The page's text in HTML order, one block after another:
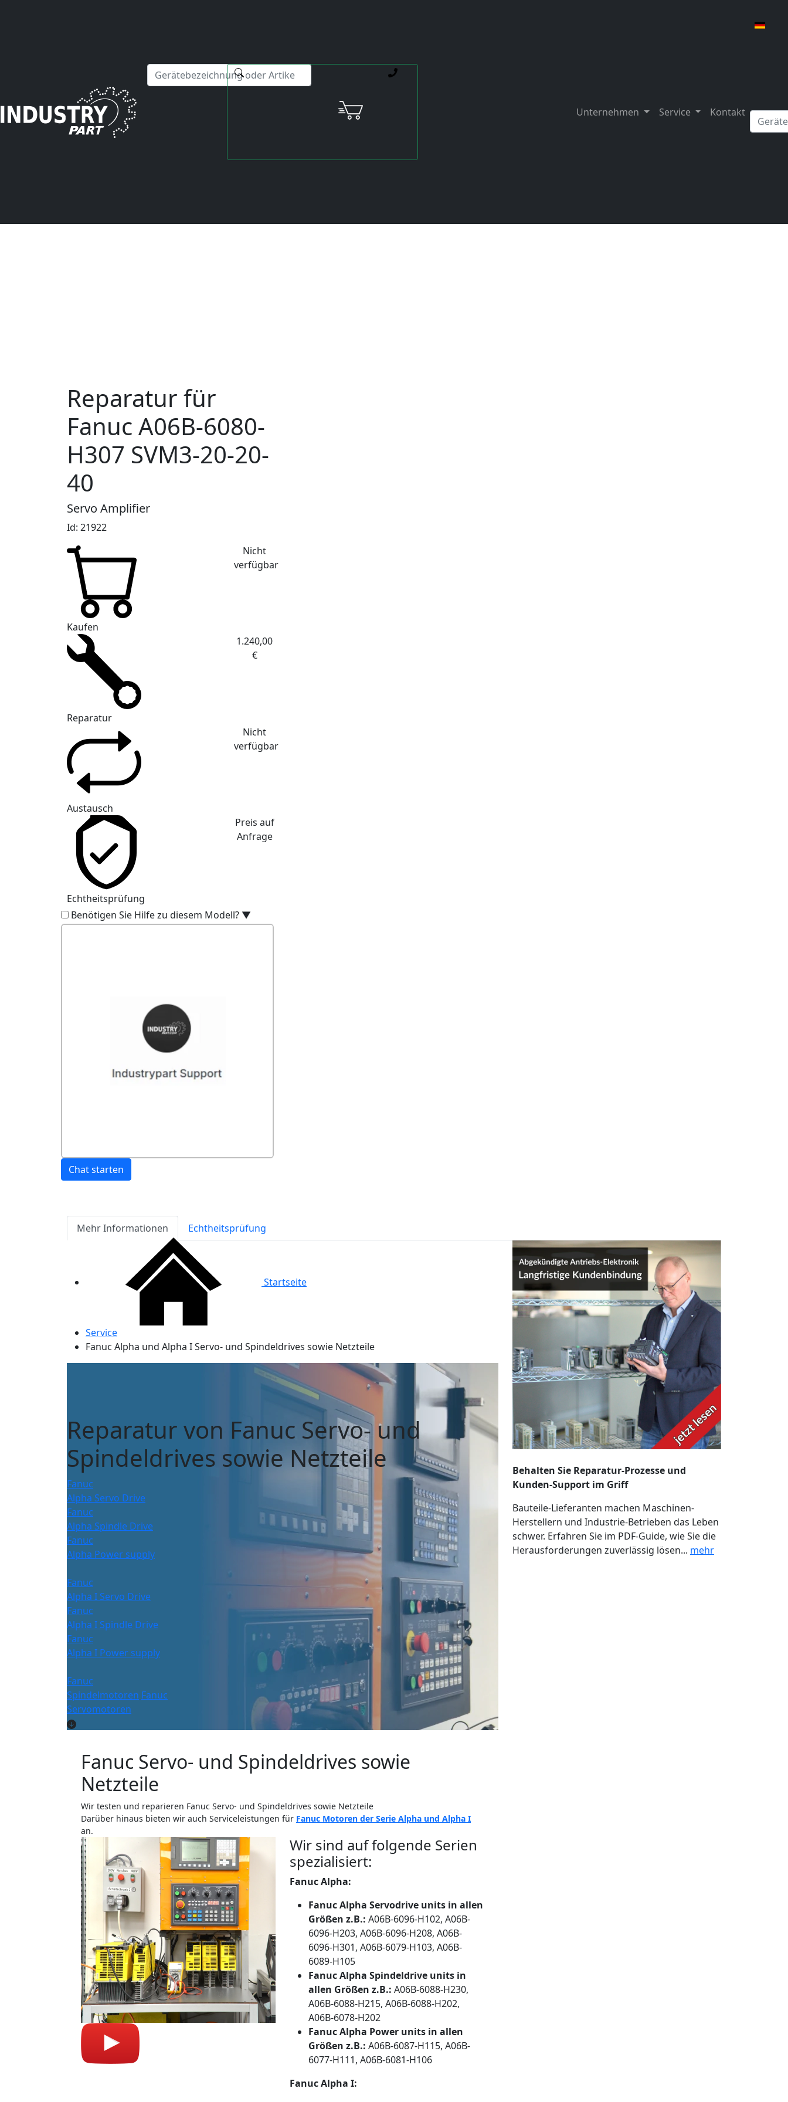
Unternehmen Service Kontakt
Reparatur für
Fanuc A06B-6080-
H307 SVM3-20-20-
40
Servo Amplifier
Id: 21922
Kaufen
Nicht
verfügbar
Reparatur
1.240,00
€
Austausch
Nicht
verfügbar
Echtheitsprüfung
Preis auf
Anfrage
Benötigen Sie Hilfe zu diesem Modell? ▼
Chat starten
Preis:exkl. USt.
Mehr Informationen Echtheitsprüfung
Startseite
Service
Fanuc Alpha und Alpha I Servo- und Spindeldrives sowie Netzteile
Reparatur von Fanuc Servo- und
Spindeldrives sowie Netzteile
Fanuc
Alpha Servo Drive
Fanuc
Alpha Spindle Drive
Fanuc
Alpha Power supply
Fanuc
Alpha I Servo Drive
Fanuc
Alpha I Spindle Drive
Fanuc
Alpha I Power supply
Fanuc
Spindelmotoren Fanuc
Servomotoren
Fanuc Servo- und Spindeldrives sowie
Netzteile
Wir testen und reparieren Fanuc Servo- und Spindeldrives sowie Netzteile
Darüber hinaus bieten wir auch Serviceleistungen für Fanuc Motoren der Serie Alpha und Alpha I
an.
Wir sind auf folgende Serien
spezialisiert:
Fanuc Alpha:
Fanuc Alpha Servodrive units in allen
Größen z.B.: A06B-6096-H102, A06B-
6096-H203, A06B-6096-H208, A06B-
6096-H301, A06B-6079-H103, A06B-
6089-H105
Fanuc Alpha Spindeldrive units in
allen Größen z.B.: A06B-6088-H230,
A06B-6088-H215, A06B-6088-H202,
A06B-6078-H202
Fanuc Alpha Power units in allen
Größen z.B.: A06B-6087-H115, A06B-
6077-H111, A06B-6081-H106
Fanuc Alpha I:
Behalten Sie Reparatur-Prozesse und
Kunden-Support im Griff
Bauteile-Lieferanten machen Maschinen-
Herstellern und Industrie-Betrieben das Leben
schwer. Erfahren Sie im PDF-Guide, wie Sie die
Herausforderungen zuverlässig lösen... mehr